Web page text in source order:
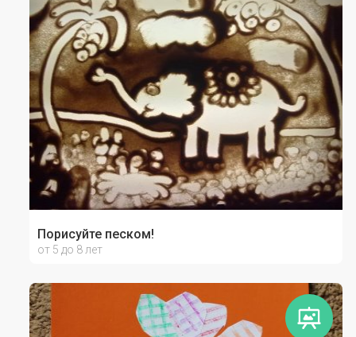
Порисуйте песком!
от 5 до 8 лет